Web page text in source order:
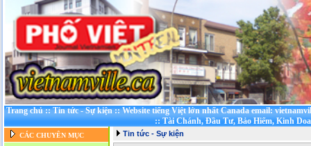
Trang chủ::Tin tức - Sự kiện::Website tiếng Việt lớn nhất Canada email:
::Tài Chánh, Đầu Tư, Bảo Hiểm, Kinh
CÁC CHUYÊN MỤC Tin tức - Sự kiện